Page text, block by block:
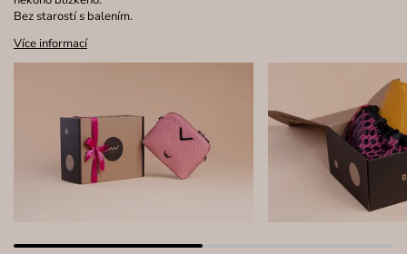
Bez starostí s balením.
Více informací